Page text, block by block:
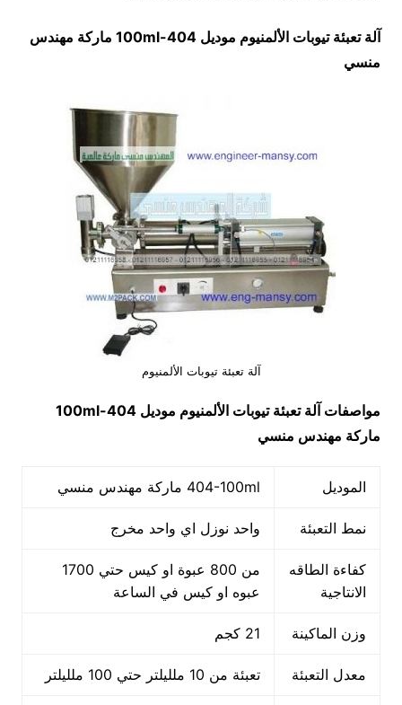
آلة تعبئة تيوبات الألمنيوم موديل
ماركة مهندس
منسي
آلة تعبئة تيوبات الألمنيوم
مواصفات آلة تعبئة تيوبات الألمنيوم موديل 404-100ml
ماركة مهندس منسي
الموديل 404-100ml ماركة مهندس منسي
نمط التعبئة واحد نوزل اي واحد مخرج
كفاءة الطاقه
الانتاجية
من 800 عبوة او كيس حتي 1700
عبوه او كيس في الساعة
وزن الماكينة 21 كجم
معدل التعبئة تعبئة من 10 ملليلتر حتي 100 ملليلتر